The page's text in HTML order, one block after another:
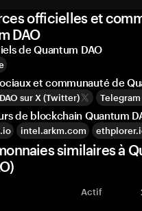
officielles et
DAO
de Quantum DAO
et communauté de
sur X (Twitter) Telegram
de blockchain Quantum
intel.arkm.com
similaires à
Actif